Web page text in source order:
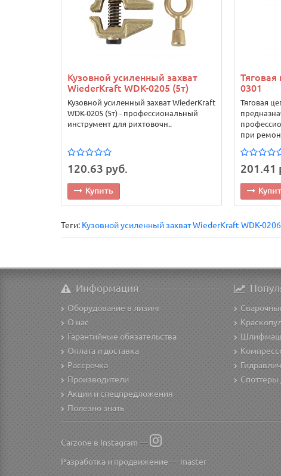
Кузовной усиленный захват
WiederKraft WDK-0205 (5т)
Кузовной усиленный захват WiederKraft
WDK-0205 (5т) - профессиональный
инструмент для рихтовочн..
120.63 руб.
Купить
0301
Тяговая
при
201.41
Теги: Кузовной усиленный захват WiederKraft WDK-
Информация
Оборудование в лизинг
О нас
Гарантийные обязательства
Оплата и доставка
Рассрочка
Производители
Акции и спецпредложения
Полезно знать
Споттеры
Carzone в Instagram —
Разработка и продвижение —master